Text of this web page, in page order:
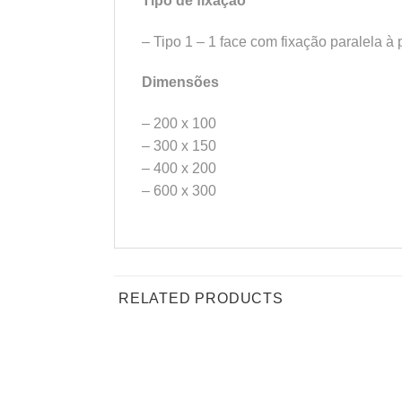
– Tipo 1 – 1 face com fixação paralela à
Dimensões
– 200 x 100
– 300 x 150
– 400 x 200
– 600 x 300
RELATED PRODUCTS